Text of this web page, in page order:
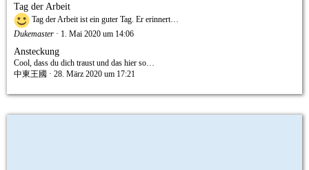
Tag der Arbeit
Tag der Arbeit ist ein guter Tag. Er erinnert…
Dukemaster
1. Mai 2020 um 14:06
Ansteckung
Cool, dass du dich traust und das hier so…
中東王國
28. März 2020 um 17:21